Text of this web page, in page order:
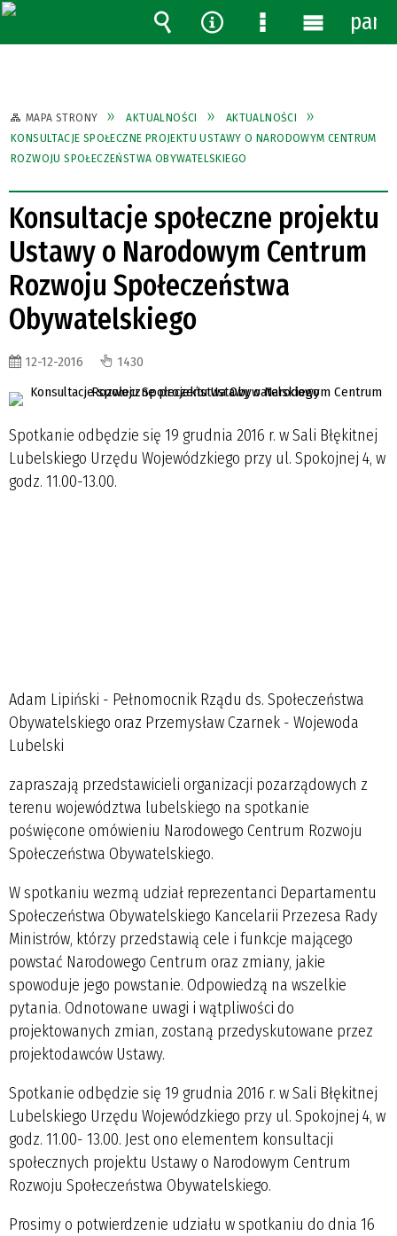
MAPA STRONY AKTUALNOŚCI
AKTUALNOŚCI
KONSULTACJE SPOŁECZNE PROJEKTU USTAWY O NARODOWYM CENTRUM
ROZWOJU SPOŁECZEŃSTWA OBYWATELSKIEGO
Konsultacje społeczne projektu
Ustawy o Narodowym Centrum
Rozwoju Społeczeństwa
Obywatelskiego
12-12-2016 1430
Spotkanie odbędzie się 19 grudnia 2016 r. w Sali Błękitnej
Lubelskiego Urzędu Wojewódzkiego przy ul. Spokojnej 4, w
godz. 11.00-13.00.
Adam Lipiński - Pełnomocnik Rządu ds. Społeczeństwa
Obywatelskiego oraz Przemysław Czarnek - Wojewoda
Lubelski
zapraszają przedstawicieli organizacji pozarządowych z
terenu województwa lubelskiego na spotkanie
poświęcone omówieniu Narodowego Centrum Rozwoju
Społeczeństwa Obywatelskiego.
W spotkaniu wezmą udział reprezentanci Departamentu
Społeczeństwa Obywatelskiego Kancelarii Przezesa Rady
Ministrów, którzy przedstawią cele i funkcje mającego
powstać Narodowego Centrum oraz zmiany, jakie
spowoduje jego powstanie. Odpowiedzą na wszelkie
pytania. Odnotowane uwagi i wątpliwości do
projektowanych zmian, zostaną przedyskutowane przez
projektodawców Ustawy.
Spotkanie odbędzie się 19 grudnia 2016 r. w Sali Błękitnej
Lubelskiego Urzędu Wojewódzkiego przy ul. Spokojnej 4, w
godz. 11.00- 13.00. Jest ono elementem konsultacji
społecznych projektu Ustawy o Narodowym Centrum
Rozwoju Społeczeństwa Obywatelskiego.
Prosimy o potwierdzenie udziału w spotkaniu do dnia 16
Wyszukiwarka
Narzędzia
MenuMenu